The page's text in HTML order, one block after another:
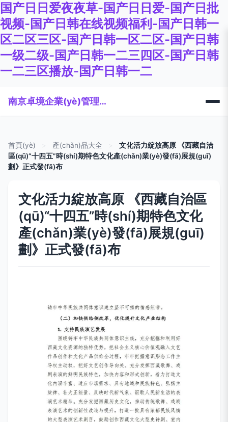
国产日日爱夜夜草-国产日日爱-国产日批
视频-国产日韩在线视频福利-国产日韩一
区二区三区-国产日韩一区二区-国产日韩
一级二级-国产日韩一二三四区-国产日韩
一二三区播放-国产日韩一二
南京卓境企業(yè)管理咨詢有限公司
首頁(yè) 產(chǎn)品大全
文化活力綻放高原 《西藏自治
區(qū)“十四五”時(shí)期特色文化產(chǎn)業(yè)發(fā)展規(guī)
劃》正式發(fā)布
文化活力綻放高原 《西藏自治區
(qū)“十四五”時(shí)期特色文化
產(chǎn)業(yè)發(fā)展規(guī)
劃》正式發(fā)布